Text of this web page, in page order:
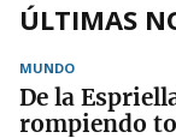
ÚLTIMAS
MUNDO
De la
rompiendo